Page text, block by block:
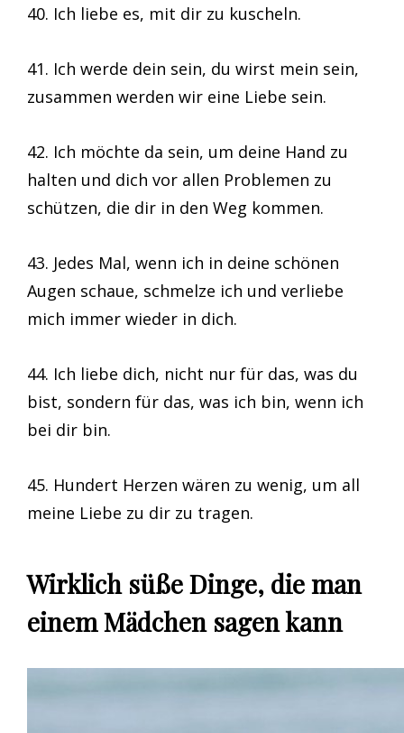
40. Ich liebe es, mit dir zu kuscheln.
41. Ich werde dein sein, du wirst mein sein,
zusammen werden wir eine Liebe sein.
42. Ich möchte da sein, um deine Hand zu
halten und dich vor allen Problemen zu
schützen, die dir in den Weg kommen.
43. Jedes Mal, wenn ich in deine schönen
Augen schaue, schmelze ich und verliebe
mich immer wieder in dich.
44. Ich liebe dich, nicht nur für das, was du
bist, sondern für das, was ich bin, wenn ich
bei dir bin.
45. Hundert Herzen wären zu wenig, um all
meine Liebe zu dir zu tragen.
Wirklich süße Dinge, die man
einem Mädchen sagen kann